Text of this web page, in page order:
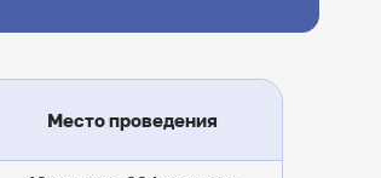
Место проведения